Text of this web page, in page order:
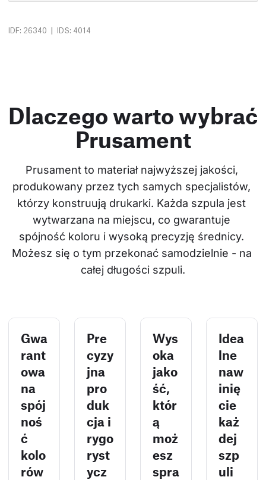
IDF: 26340 | IDS: 4014
Dlaczego warto wybrać
Prusament
Prusament to materiał najwyższej jakości,
produkowany przez tych samych specjalistów,
którzy konstruują drukarki. Każda szpula jest
wytwarzana na miejscu, co gwarantuje
spójność koloru i wysoką precyzję średnicy.
Możesz się o tym przekonać samodzielnie - na
całej długości szpuli.
Gwa
rant
owa
na
spój
noś
ć
kolo
rów
Pre
cyzy
jna
pro
duk
cja i
rygo
ryst
ycz
Wys
oka
jako
ść,
któr
ą
moż
esz
spra
Idea
lne
naw
inię
cie
każ
dej
szp
uli